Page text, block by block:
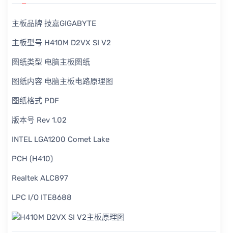
主板品牌 技嘉GIGABYTE
主板型号 H410M D2VX SI V2
图纸类型 电脑主板图纸
图纸内容 电脑主板电路原理图
图纸格式 PDF
版本号 Rev 1.02
INTEL LGA1200 Comet Lake
PCH (H410)
Realtek ALC897
LPC I/O ITE8688